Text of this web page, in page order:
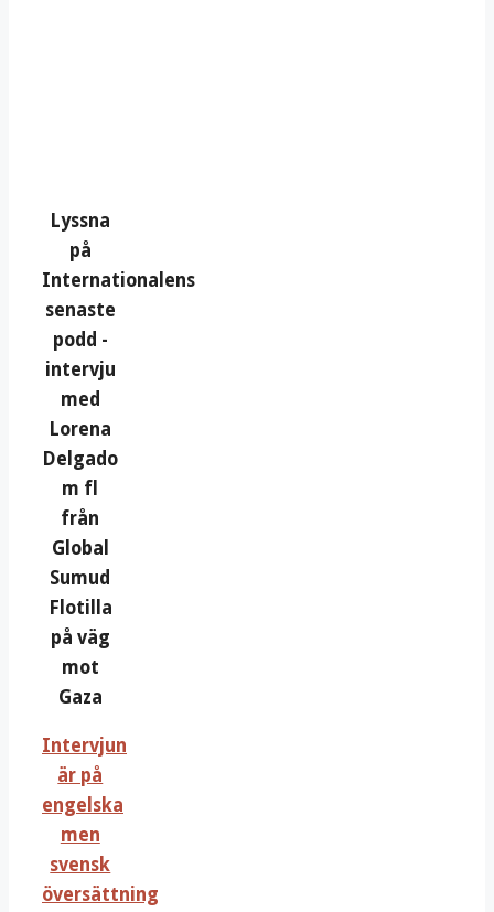
Lyssna
på
Internationalens
senaste
podd -
intervju
med
Lorena
Delgado
m fl
från
Global
Sumud
Flotilla
på väg
mot
Gaza
Intervjun
är på
engelska
men
svensk
översättning